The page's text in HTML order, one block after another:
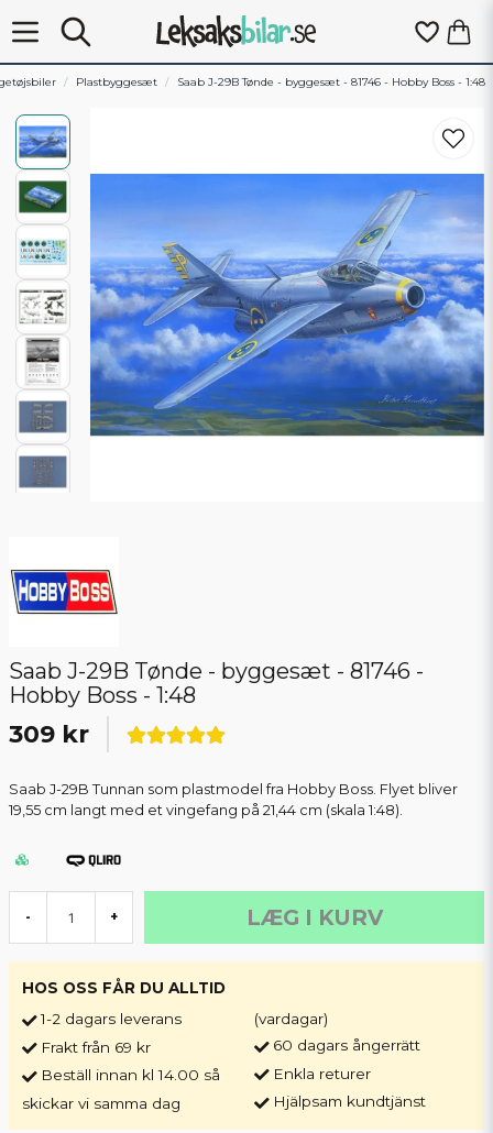
Plastbyggesæt Saab J-29B Tønde - byggesæt - 81746 - Hobby Boss - 1:48
Saab J-29B Tønde - byggesæt - 81746 -
Hobby Boss - 1:48
309 kr
Saab J-29B Tunnan som plastmodel fra Hobby Boss. Flyet bliver
19,55 cm langt med et vingefang på 21,44 cm (skala 1:48).
- + LÆG I KURV
HOS OSS FÅR DU ALLTID
1-2 dagars leverans
Frakt från 69 kr
Beställ innan kl 14.00 så
skickar vi samma dag
(vardagar)
60 dagars ångerrätt
Enkla returer
Hjälpsam kundtjänst